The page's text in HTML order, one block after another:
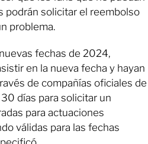
podrán solicitar el reembolso
problema.
fechas de 2024,
en la nueva fecha y hayan
de compañías oficiales de
días para solicitar un
para actuaciones
válidas para las fechas